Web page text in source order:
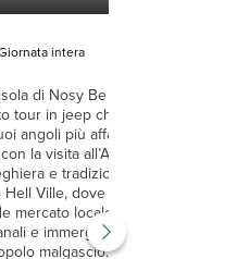
intera
di Nosy Be in modo dinamico
tour in jeep che ti porta alla
angoli più affascinanti. La
la visita all’Albero Sacro, un
e tradizioni spirituali.
Ville, dove potrai esplorare il
mercato locale, acquistare
e immergerti nella vita
malgascio. Il tour continua al